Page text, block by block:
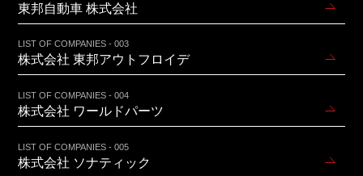
東邦自動車 株式会社
LIST OF COMPANIES - 003
株式会社 東邦アウトフロイデ
LIST OF COMPANIES - 004
株式会社 ワールドパーツ
LIST OF COMPANIES - 005
株式会社 ソナティック